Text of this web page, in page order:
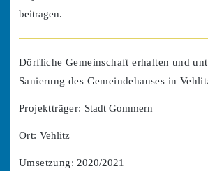
beitragen.
Dörfliche Gemeinschaft erhalten und
Sanierung des Gemeindehauses in
Projektträger: Stadt Gommern
Ort: Vehlitz
Umsetzung: 2020/2021